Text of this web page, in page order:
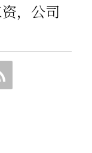
，公司